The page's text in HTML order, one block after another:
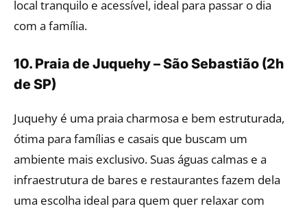
local tranquilo e acessível, ideal para passar o dia
com a família.
10. Praia de Juquehy – São Sebastião (2h
de SP)
Juquehy é uma praia charmosa e bem estruturada,
ótima para famílias e casais que buscam um
ambiente mais exclusivo. Suas águas calmas e a
infraestrutura de bares e restaurantes fazem dela
uma escolha ideal para quem quer relaxar com